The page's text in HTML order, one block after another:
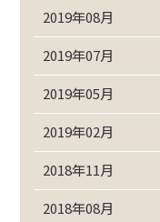
2019年08月
2019年07月
2019年05月
2019年02月
2018年11月
2018年08月